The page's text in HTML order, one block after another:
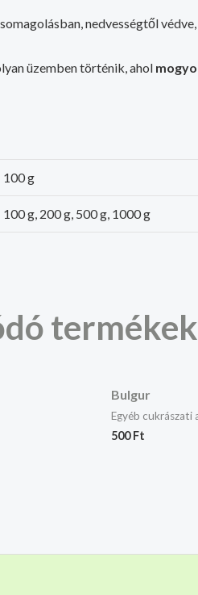
nedvességtől
üzemben történik, ahol
100 g
100 g, 200 g, 500 g, 1000 g
termékek
Bulgur
Egyéb cukrászati
500Ft